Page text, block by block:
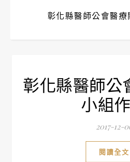
彰化縣醫師公會醫療
彰化縣醫師公
小組
2017-12-
閱讀全文